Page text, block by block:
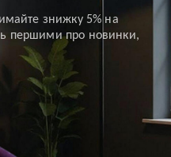
знижку 5% на
першими про новинки,